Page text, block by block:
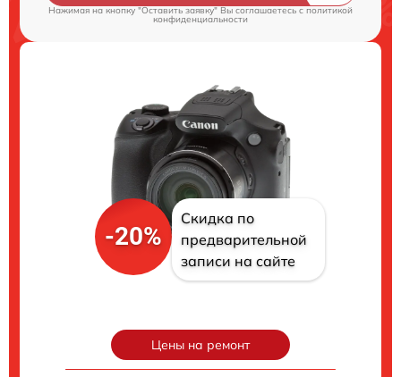
Нажимая на кнопку "Оставить заявку" Вы соглашаетесь cполитикой
конфиденциальности
-20%
Скидка по
предварительной
записи на сайте
Цены на ремонт